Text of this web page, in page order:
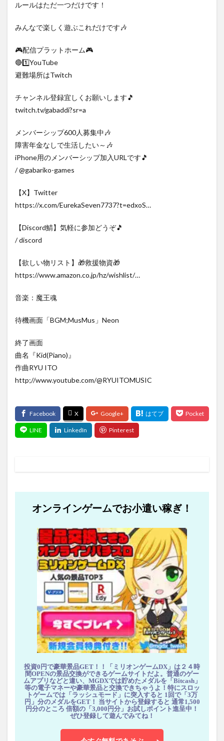
ルールはただ一つだけです！
みんなで楽しく遊ぶこれだけです🎶
🎮️配信プラットホーム🎮️
🔴1️⃣YouTube
避難場所はTwitch
チャンネル登録宜しくお願いします🎵
twitch.tv/gabaddi?sr=a
メンバーシップ600人募集中🎶
障害年金なしで生活したい～🎶
iPhone用のメンバーシップ加入URLです🎵
/ @gabariko-games
【X】Twitter
https://x.com/EurekaSeven7737?t=edxoS…
【Discord鯖】気軽に参加どうぞ🎵
/ discord
【欲しい物リスト】🎁救援物資🎁
https://www.amazon.co.jp/hz/wishlist/…
音楽：魔王魂
待機画面「BGM;MusMus」Neon
終了画面
曲名『Kid(Piano)』
作曲RYU ITO
http;//www.youtube.com/@RYUITOMUSIC
オンラインゲームでお小遣い稼ぎ！
投資0円で豪華景品GET！！「ミリオンゲームDX」は２４時
間OPENの景品交換ができるゲームサイトだよ。普通のゲー
ムアプリなどと違い、MGDXでは貯めたメダルを「Bitcash」
等の電子マネーや豪華景品と交換できちゃうよ！特にスロッ
トゲームでは「ラッシュモード」に突入すると 1回で「3万
円」分のメダルをGET！ 当サイトから登録すると 通常1,500
円分のところ 倍額の「3,000円分」お試しポイント進呈中！
ぜひ登録して遊んでみてね！